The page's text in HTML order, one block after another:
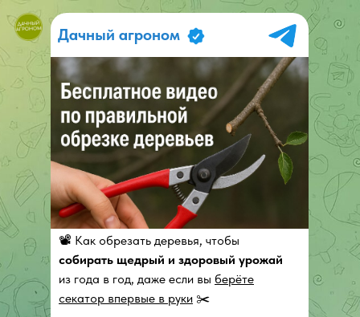
📽 Как обрезать деревья, чтобы
собирать щедрый и здоровый урожай
из года в год, даже если вы берёте
секатор впервые в руки ✂️
Дачный агроном